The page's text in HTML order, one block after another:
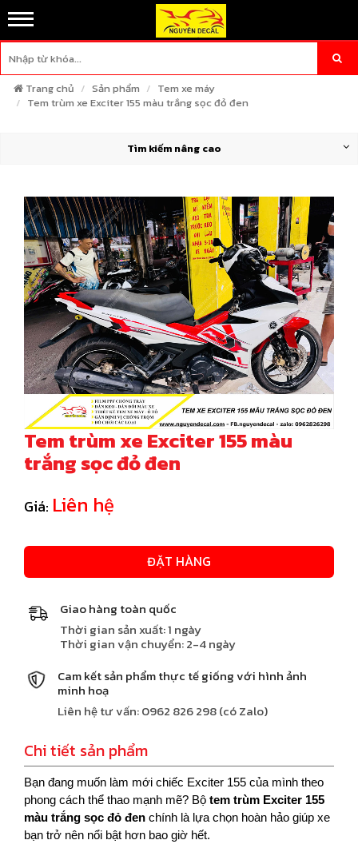
Trang chủ Sản phẩm
Tem xe máy
Tem trùm xe Exciter 155 màu trắng sọc đỏ đen
Tìm kiếm nâng cao
Tem trùm xe Exciter 155 màu
trắng sọc đỏ đen
Giá: Liên hệ
ĐẶT HÀNG
Giao hàng toàn quốc
Thời gian sản xuất: 1 ngày
Thời gian vận chuyển: 2-4 ngày
Cam kết sản phẩm thực tế giống với hình ảnh
minh hoạ
Liên hệ tư vấn: 0962 826 298 (có Zalo)
Chi tiết sản phẩm
Bạn đang muốn làm mới chiếc Exciter 155 của mình theo
phong cách thể thao mạnh mẽ? Bộ tem trùm Exciter 155
màu trắng sọc đỏ đen chính là lựa chọn hoàn hảo giúp xe
bạn trở nên nổi bật hơn bao giờ hết.